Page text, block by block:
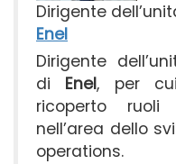
Dirigente
Enel
Dirigente
di Enel, per
ricoperto
nell’area dello
operations.